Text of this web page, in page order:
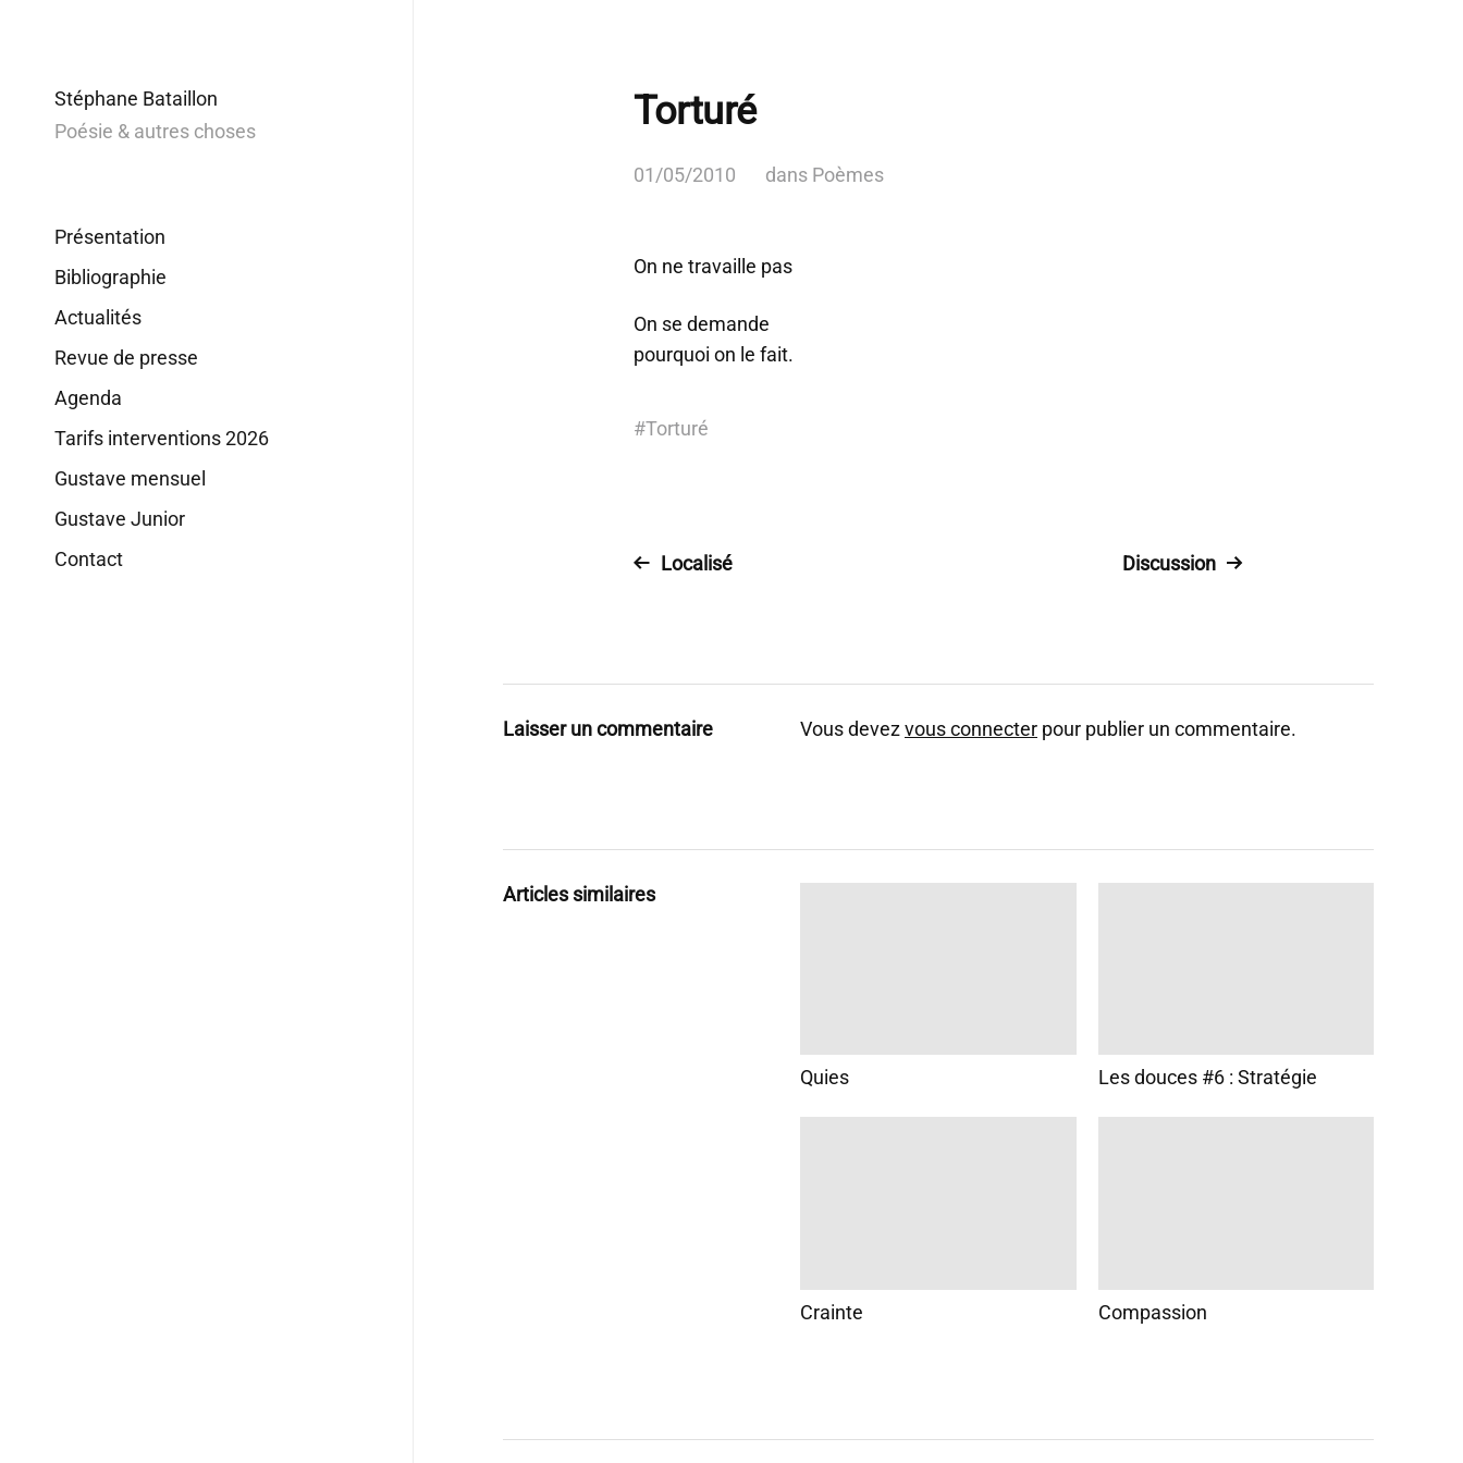
Stéphane Bataillon
Poésie & autres choses
Présentation
Bibliographie
Actualités
Revue de presse
Agenda
Tarifs interventions 2026
Gustave mensuel
Gustave Junior
Contact
Torturé
01/05/2010 dans Poèmes
On ne travaille pas
On se demande
pourquoi on le fait.
#Torturé
Localisé Discussion
Laisser un commentaire Vous devezvous connecter pour publier un commentaire.
Articles similaires
Quies Les douces #6 : Stratégie
Crainte Compassion